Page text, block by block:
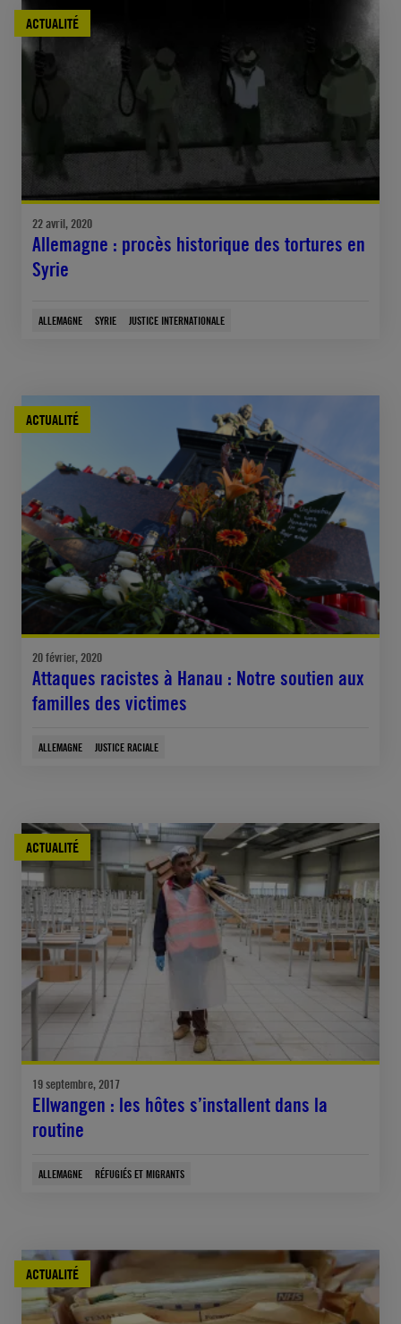
ACTUALITÉ
22 avril, 2020
Allemagne : procès historique des tortures en
Syrie
ALLEMAGNE SYRIE JUSTICE INTERNATIONALE
ACTUALITÉ
20 février, 2020
Attaques racistes à Hanau : Notre soutien aux
familles des victimes
ALLEMAGNE JUSTICE RACIALE
ACTUALITÉ
19 septembre, 2017
Ellwangen : les hôtes s’installent dans la
routine
ALLEMAGNE RÉFUGIÉS ET MIGRANTS
ACTUALITÉ